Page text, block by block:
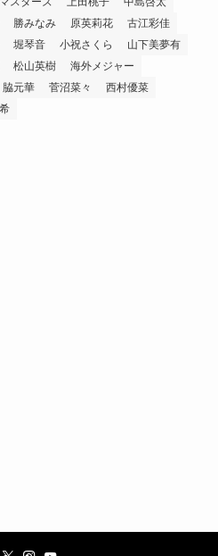
勝みなみ 原英莉花
古江彩佳
堀琴音 小祝さくら
山下美夢有
松山英樹
海外メジャー
脇元華 菅沼菜々
西村優菜